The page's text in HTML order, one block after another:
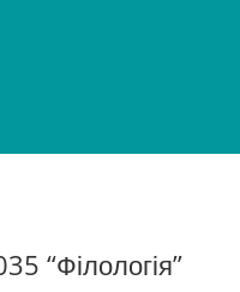
“Філологія”